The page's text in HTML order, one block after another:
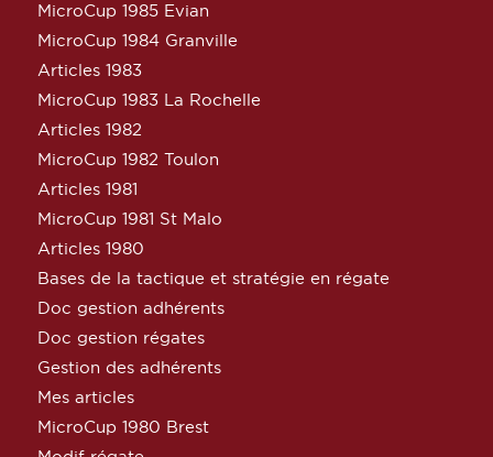
MicroCup 1985 Evian
MicroCup 1984 Granville
Articles 1983
MicroCup 1983 La Rochelle
Articles 1982
MicroCup 1982 Toulon
Articles 1981
MicroCup 1981 St Malo
Articles 1980
Bases de la tactique et stratégie en régate
Doc gestion adhérents
Doc gestion régates
Gestion des adhérents
Mes articles
MicroCup 1980 Brest